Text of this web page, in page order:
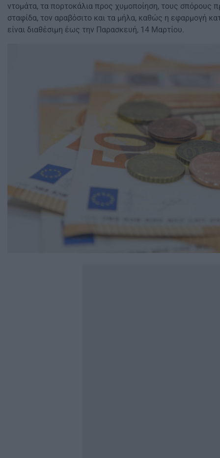
ντομάτα, τα πορτοκάλια προς χυμοποίηση, τους σπόρους
σταφίδα, τον αραβόσιτο και τα μήλα, καθώς η εφαρμογή
είναι διαθέσιμη έως την Παρασκευή, 14 Μαρτίου.